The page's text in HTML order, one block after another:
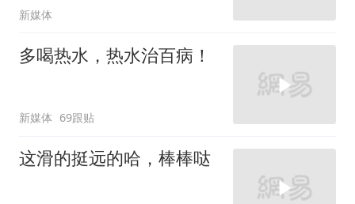
新媒体
多喝热水，热水治百病！
新媒体 69跟贴
这滑的挺远的哈，棒棒哒